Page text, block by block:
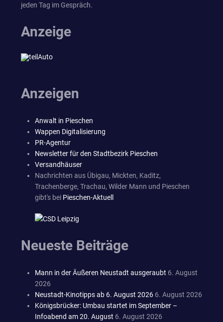
jeden Tag im Gespräch.
Anzeige
Anzeigen
Anwalt in Pieschen
Wappen Digitalisierung
PR-Agentur
Newsletter für den Stadtbezirk Pieschen
Versandhäuser
Nachrichten aus Übigau, Mickten, Kaditz,
Trachenberge, Trachau, Wilder Mann und Pieschen
gibt's bei Pieschen-Aktuell
Neueste Beiträge
Mann in der Äußeren Neustadt ausgeraubt 6. August
2026
Neustadt-Kinotipps ab 6. August 2026 6. August 2026
Königsbrücker: Umbau startet im September –
Infoabend am 20. August 6. August 2026